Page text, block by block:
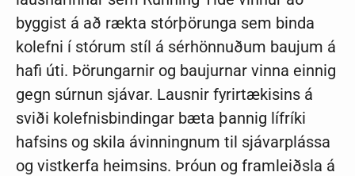
byggist á að rækta stórþörunga sem binda
kolefni í stórum stíl á sérhönnuðum baujum á
hafi úti. Þörungarnir og baujurnar vinna einnig
gegn súrnun sjávar. Lausnir fyrirtækisins á
sviði kolefnisbindingar bæta þannig lífríki
hafsins og skila ávinningnum til sjávarplássa
og vistkerfa heimsins. Þróun og framleiðsla á